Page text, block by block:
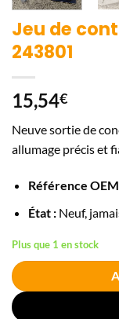
Jeu de
243801
15,54€
Neuve sortie de
allumage précis et
Référence
État :Neuf,
Plus que 1 en stock